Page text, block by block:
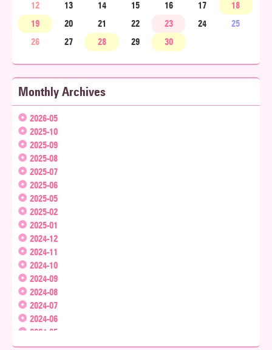
12
13 14 15 16 17
18
19
20 21 22 23 24
25
26
27 28 29 30
Monthly Archives
2026-05
2025-10
2025-09
2025-08
2025-07
2025-06
2025-05
2025-02
2025-01
2024-12
2024-11
2024-10
2024-09
2024-08
2024-07
2024-06
2024-05
2024-04